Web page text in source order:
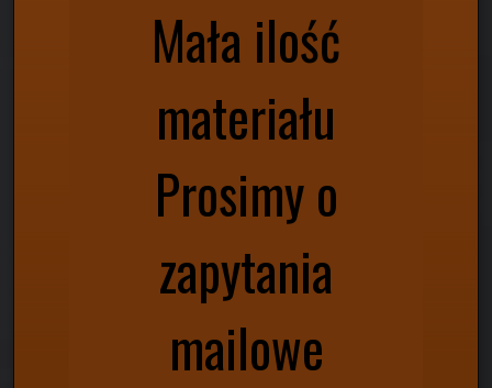
Mała ilość
materiału
Prosimy o
zapytania
mailowe